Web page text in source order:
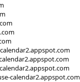
calendar2.appspot.com